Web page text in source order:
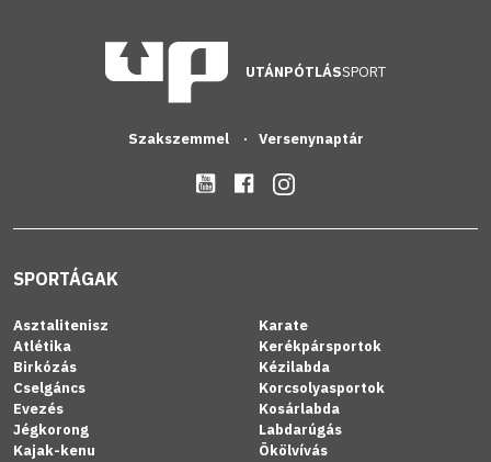
UTÁNPÓTLÁSSPORT
Szakszemmel Versenynaptár
SPORTÁGAK
Asztalitenisz
Atlétika
Birkózás
Cselgáncs
Evezés
Jégkorong
Kajak-kenu
Karate
Kerékpársportok
Kézilabda
Korcsolyasportok
Kosárlabda
Labdarúgás
Ökölvívás